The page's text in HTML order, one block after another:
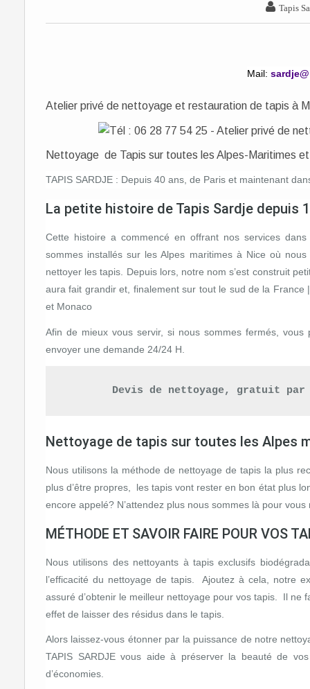
 Tapis
Mail:
Atelier privé de nettoyage et restauration de tapis à
Nettoyage de Tapis sur toutes les Alpes-Maritimes
TAPIS SARDJE : Depuis 40 ans, de Paris et maintenant
La petite histoire de Tapis Sardje depuis
Cette histoire a commencé en offrant nos services
sommes installés sur les Alpes maritimes à Nice où
nettoyer les tapis. Depuis lors, notre nom s’est construit
aura fait grandir et, finalement sur tout le sud de la
et Monaco
Afin de mieux vous servir, si nous sommes fermés,
envoyer une demande 24/24 H.
Devis de nettoyage, gratuit par
​Nettoyage de tapis sur toutes les Alpes
Nous utilisons la méthode de nettoyage de tapis la plus
plus d’être propres, les tapis vont rester en bon état plus
encore appelé? N’attendez plus nous sommes là pour vous
MÉTHODE ET SAVOIR FAIRE POUR VOS
Nous utilisons des nettoyants à tapis exclusifs
l’efficacité du nettoyage de tapis. Ajoutez à cela, notre
assuré d’obtenir le meilleur nettoyage pour vos tapis. Il
effet de laisser des résidus dans le tapis.
Alors laissez-vous étonner par la puissance de notre
TAPIS SARDJE vous aide à préserver la beauté de
d’économies.